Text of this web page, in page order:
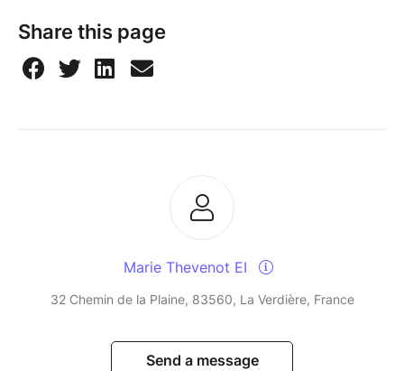
Share this page
Marie Thevenot EI
32 Chemin de la Plaine, 83560, La Verdière, France
Send a message